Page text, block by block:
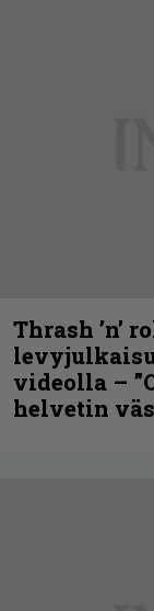
Thrash ’n’
videolla –
helvetin